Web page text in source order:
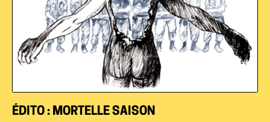
ÉDITO : MORTELLE SAISON